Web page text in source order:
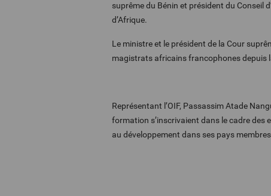
suprême du Bénin et président du Conseil
d’Afrique.
Le ministre et le président de la Cour
magistrats africains francophones depuis
Représentant l’OIF, Passassim Atade
formation s’inscrivaient dans le cadre des
au développement dans ses pays